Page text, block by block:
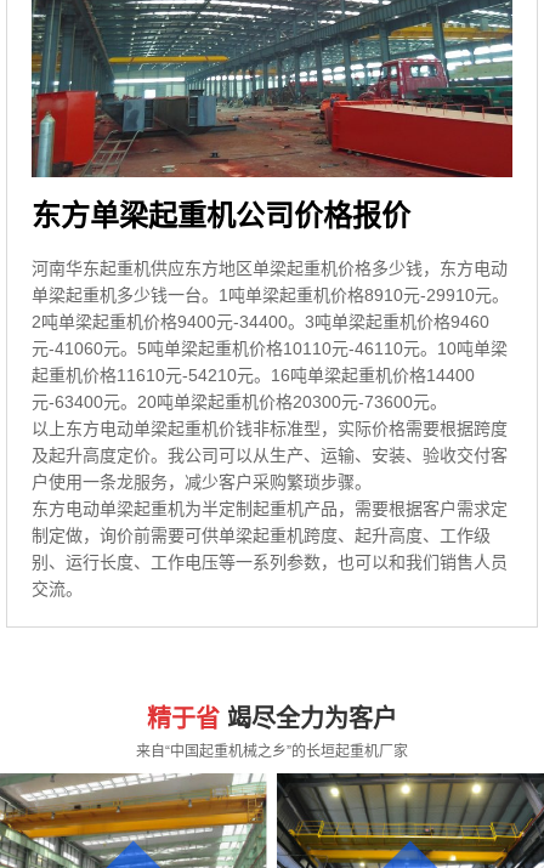
东方单梁起重机公司价格报价
河南华东起重机供应东方地区单梁起重机价格多少钱，东方电动
单梁起重机多少钱一台。1吨单梁起重机价格8910元-29910元。
2吨单梁起重机价格9400元-34400。3吨单梁起重机价格9460
元-41060元。5吨单梁起重机价格10110元-46110元。10吨单梁
起重机价格11610元-54210元。16吨单梁起重机价格14400
元-63400元。20吨单梁起重机价格20300元-73600元。
以上东方电动单梁起重机价钱非标准型，实际价格需要根据跨度
及起升高度定价。我公司可以从生产、运输、安装、验收交付客
户使用一条龙服务，减少客户采购繁琐步骤。
东方电动单梁起重机为半定制起重机产品，需要根据客户需求定
制定做，询价前需要可供单梁起重机跨度、起升高度、工作级
别、运行长度、工作电压等一系列参数，也可以和我们销售人员
交流。
精于省 竭尽全力为客户
来自“中国起重机械之乡”的长垣起重机厂家